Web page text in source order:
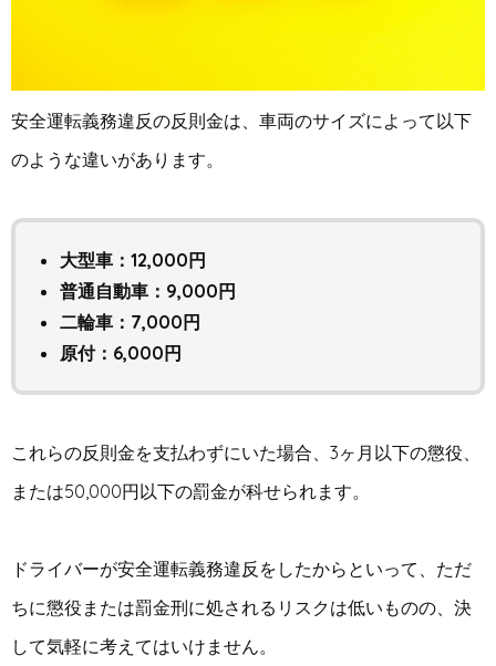
安全運転義務違反の反則金は、車両のサイズによって以下
のような違いがあります。
大型車：12,000円
普通自動車：9,000円
二輪車：7,000円
原付：6,000円
これらの反則金を支払わずにいた場合、3ヶ月以下の懲役、
または50,000円以下の罰金が科せられます。
ドライバーが安全運転義務違反をしたからといって、ただ
ちに懲役または罰金刑に処されるリスクは低いものの、決
して気軽に考えてはいけません。